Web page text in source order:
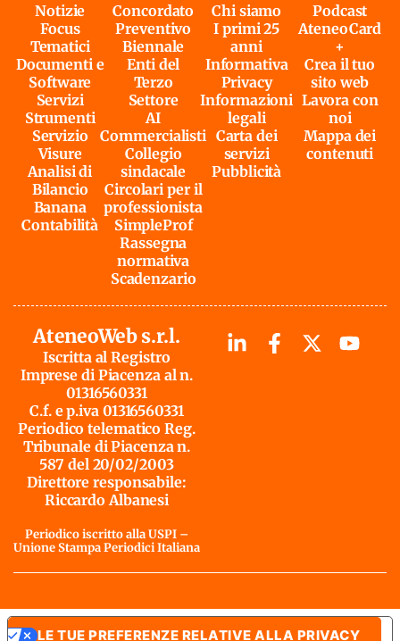
Notizie
Focus
Tematici
Documenti e
Software
Servizi
Strumenti
Servizio
Visure
Analisi di
Bilancio
Banana
Contabilità
Concordato
Preventivo
Biennale
Enti del
Terzo
Settore
AI
Commercialisti
Collegio
sindacale
Circolari per il
professionista
SimpleProf
Rassegna
normativa
Scadenzario
Chi siamo
I primi 25
anni
Informativa
Privacy
Informazioni
legali
Carta dei
servizi
Pubblicità
Podcast
AteneoCard
+
Crea il tuo
sito web
Lavora con
noi
Mappa dei
contenuti
AteneoWeb s.r.l.
Iscritta al Registro
Imprese di Piacenza al n.
01316560331
C.f. e p.iva 01316560331
Periodico telematico Reg.
Tribunale di Piacenza n.
587 del 20/02/2003
Direttore responsabile:
Riccardo Albanesi
Periodico iscritto alla USPI –
Unione Stampa Periodici Italiana
LE TUE PREFERENZE RELATIVE ALLA PRIVACY